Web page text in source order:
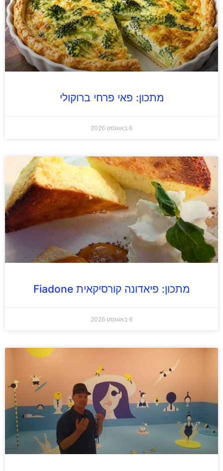
מתכון: פאי פרחי ברוקולי
6 באוגוסט 2026
מתכון: פיאדונה קורסיקאית Fiadone
6 באוגוסט 2026